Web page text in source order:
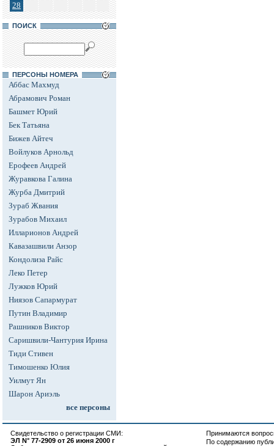
28
ПОИСК
ПЕРСОНЫ НОМЕРА
Аббас Махмуд
Абрамович Роман
Башмет Юрий
Бек Татьяна
Бижев Айтеч
Войлуков Арнольд
Ерофеев Андрей
Журавкова Галина
Журба Дмитрий
Зураб Жвания
Зурабов Михаил
Илларионов Андрей
Кавазашвили Анзор
Кондолиза Райс
Леко Петер
Лужков Юрий
Ниязов Сапармурат
Путин Владимир
Рашников Виктор
Саришвили-Чантурия Ирина
Тиди Стивен
Тимошенко Юлия
Уилмут Ян
Шарон Ариэль
все персоны
Свидетельство о регистрации СМИ:
ЭЛ N° 77-2909 от 26 июня 2000 г
Принимаются
По содержанию